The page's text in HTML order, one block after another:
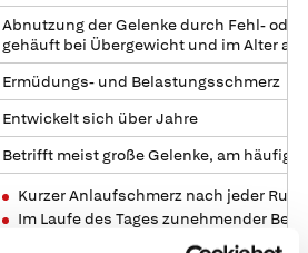
Abnutzung der Gelenke durch Fehl-
gehäuft bei Übergewicht und im Alter ab
Ermüdungs- und Belastungsschmerz
Entwickelt sich über Jahre
Betrifft meist große Gelenke, am
Kurzer Anlaufschmerz nach jeder
Im Laufe des Tages zunehmender